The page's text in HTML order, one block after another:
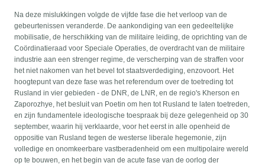
Na deze mislukkingen volgde de vijfde fase die het verloop van de
gebeurtenissen veranderde. De aankondiging van een gedeeltelijke
mobilisatie, de herschikking van de militaire leiding, de oprichting van de
Coördinatieraad voor Speciale Operaties, de overdracht van de militaire
industrie aan een strenger regime, de verscherping van de straffen voor
het niet nakomen van het bevel tot staatsverdediging, enzovoort. Het
hoogtepunt van deze fase was het referendum over de toetreding tot
Rusland in vier gebieden - de DNR, de LNR, en de regio's Kherson en
Zaporozhye, het besluit van Poetin om hen tot Rusland te laten toetreden,
en zijn fundamentele ideologische toespraak bij deze gelegenheid op 30
september, waarin hij verklaarde, voor het eerst in alle openheid de
oppositie van Rusland tegen de westerse liberale hegemonie, zijn
volledige en onomkeerbare vastberadenheid om een multipolaire wereld
op te bouwen, en het begin van de acute fase van de oorlog der